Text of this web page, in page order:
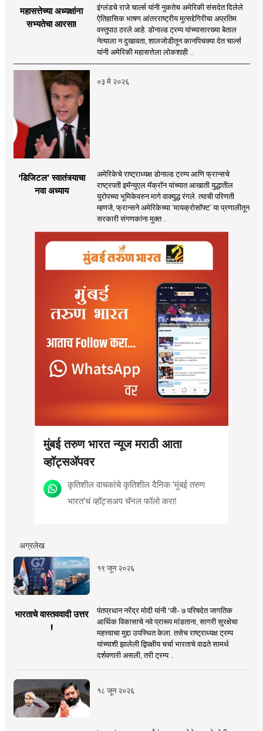
महासत्तेच्या अध्यक्षांना
सभ्यतेचा आरसा!
इंग्लंडचे राजे चार्ल्स यांनी नुकतेच अमेरिकी संसदेत दिलेले
ऐतिहासिक भाषण आंतरराष्ट्रीय मुत्सद्देगिरीचा अप्रतिम
वस्तुपाठ ठरले आहे. डोनाल्ड ट्रम्प यांच्यासारख्या बेताल
नेत्याला न दुखावता, शालजोडीतून कानपिचक्या देत चार्ल्स
यांनी अमेरिकी महासत्तेला लोकशाही ..
०३ मे २०२६
‘डिजिटल’ स्वातंत्र्याचा
नवा अध्याय
अमेरिकेचे राष्ट्राध्यक्ष डोनाल्ड ट्रम्प आणि फ्रान्सचे
राष्ट्रपती इमॅन्युएल मॅक्रॉन यांच्यात आखाती युद्धातील
युरोपच्या भूमिकेवरुन मागे वाक्युद्ध रंगले. त्याची परिणती
म्हणजे, फ्रान्सने अमेरिकेच्या ‘मायक्रोसॉफ्ट’ या प्रणालीतून
सरकारी संगणकांना मुक्त ..
मुंबई तरुण भारत न्यूज मराठी आता
व्हॉट्सॲपवर
कृतिशील वाचकांचे कृतिशील दैनिक 'मुंबई तरुण
भारत'चं व्हॉट्सअप चॅनल फॉलो करा!
अग्रलेख
१९ जून २०२६
भारताचे वास्तववादी उत्तर
!
पंतप्रधान नरेंद्र मोदी यांनी 'जी- ७ परिषदेत जागतिक
आर्थिक विकासाचे नवे प्रारूप मांडताना, सागरी सुरक्षेचा
महत्त्वाचा मुद्दा उपस्थित केला. तसेच राष्ट्राध्यक्ष ट्रम्प
यांच्याशी झालेली द्विपक्षीय चर्चा भारताचे वाढते सामर्थ
दर्शवणारी असली, तरी ट्रम्प ..
१८ जून २०२६